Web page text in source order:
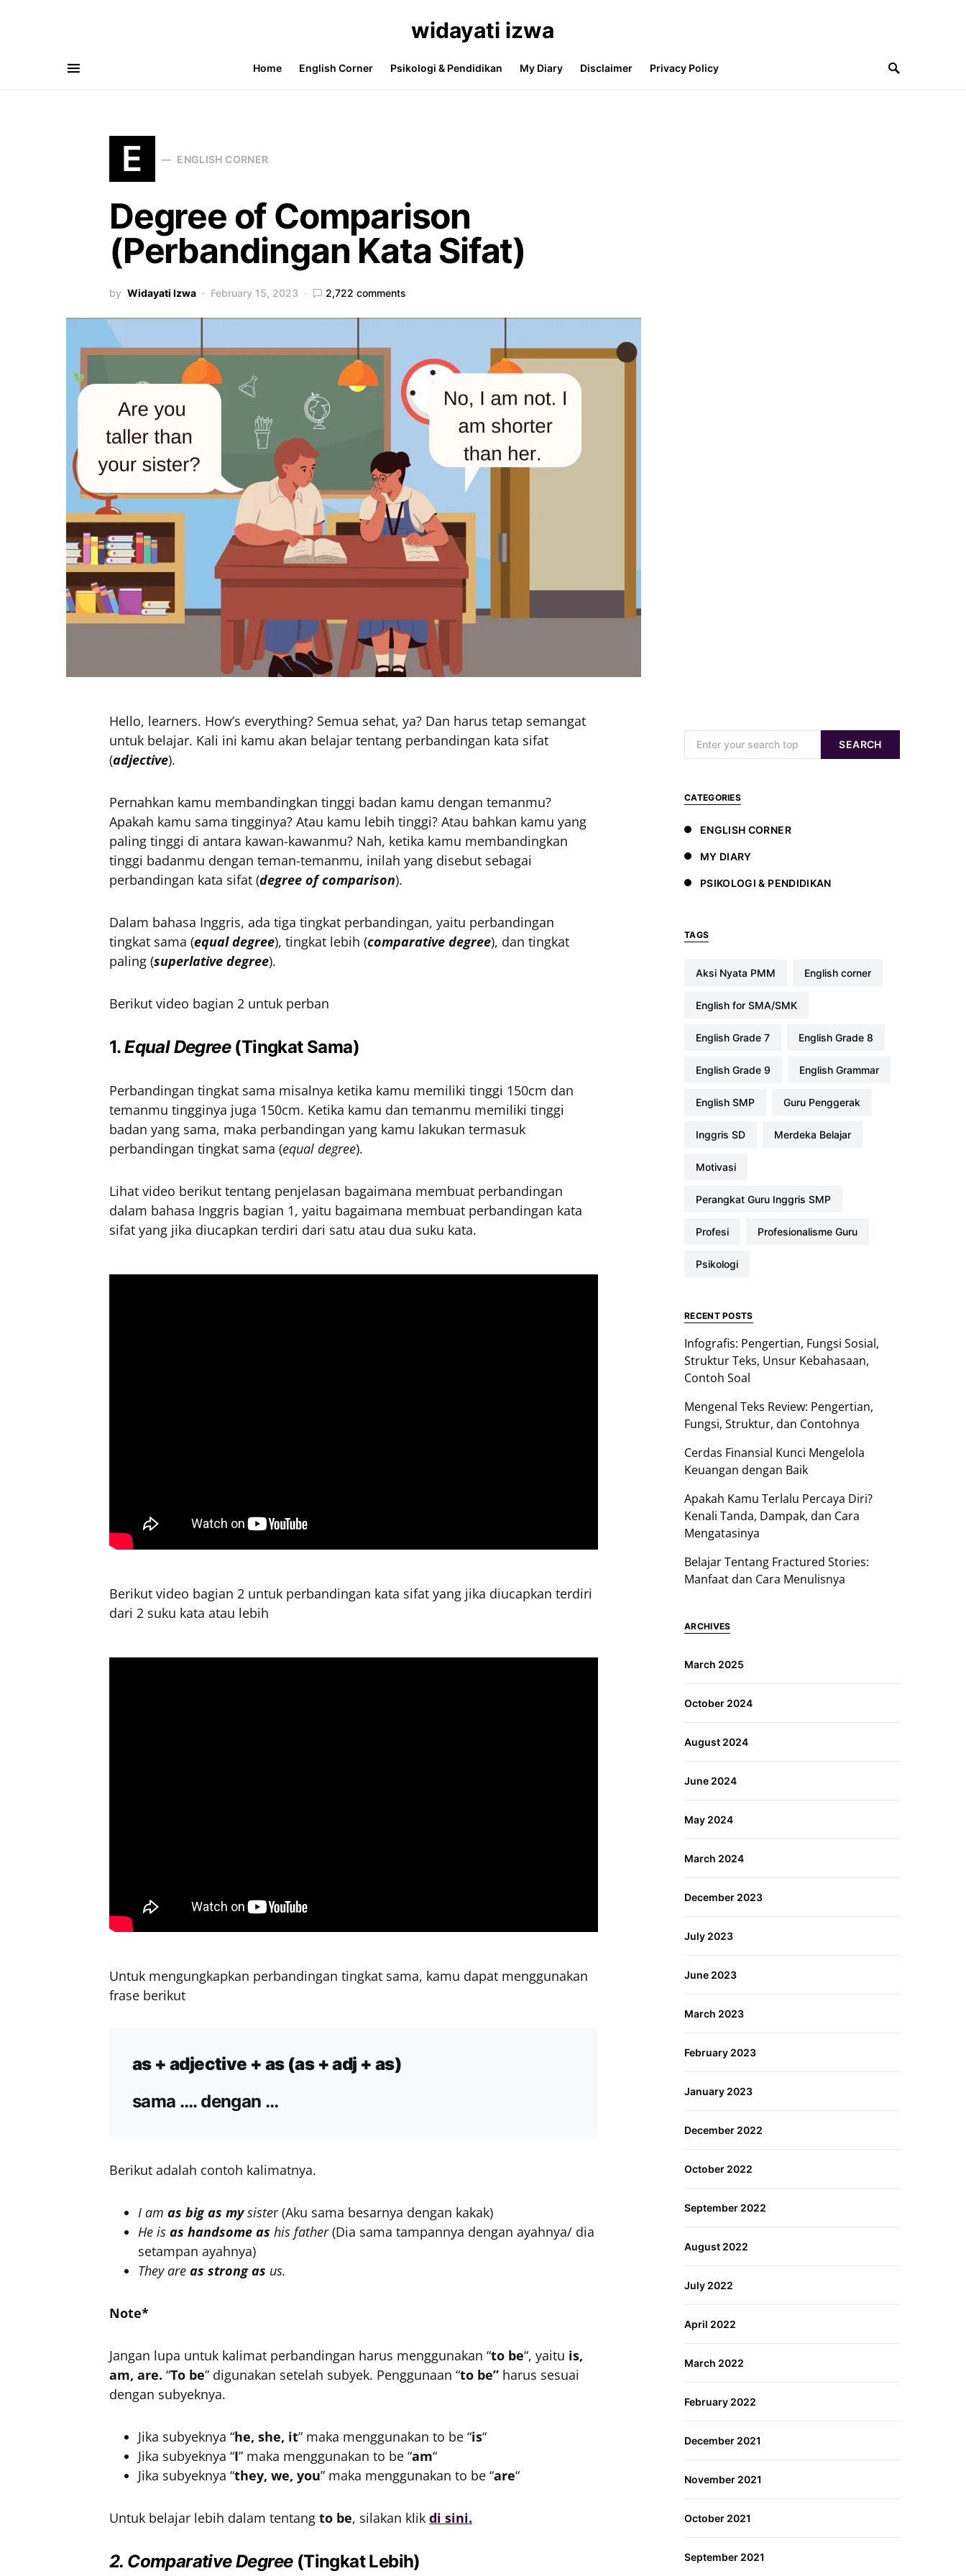
widayati izwa
Home English Corner Psikologi & Pendidikan My Diary Disclaimer Privacy Policy
Search for:
E ENGLISH CORNER
Degree of Comparison
(Perbandingan Kata Sifat)
by Widayati Izwa February 15, 2023 2,722 comments
Hello, learners. How’s everything? Semua sehat, ya? Dan harus tetap semangat
untuk belajar. Kali ini kamu akan belajar tentang perbandingan kata sifat
(adjective).
Pernahkan kamu membandingkan tinggi badan kamu dengan temanmu?
Apakah kamu sama tingginya? Atau kamu lebih tinggi? Atau bahkan kamu yang
paling tinggi di antara kawan-kawanmu? Nah, ketika kamu membandingkan
tinggi badanmu dengan teman-temanmu, inilah yang disebut sebagai
perbandingan kata sifat (degree of comparison).
Dalam bahasa Inggris, ada tiga tingkat perbandingan, yaitu perbandingan
tingkat sama (equal degree), tingkat lebih (comparative degree), dan tingkat
paling (superlative degree).
Berikut video bagian 2 untuk perban
1.Equal Degree(Tingkat Sama)
Perbandingan tingkat sama misalnya ketika kamu memiliki tinggi 150cm dan
temanmu tingginya juga 150cm. Ketika kamu dan temanmu memiliki tinggi
badan yang sama, maka perbandingan yang kamu lakukan termasuk
perbandingan tingkat sama (equal degree).
Lihat video berikut tentang penjelasan bagaimana membuat perbandingan
dalam bahasa Inggris bagian 1, yaitu bagaimana membuat perbandingan kata
sifat yang jika diucapkan terdiri dari satu atau dua suku kata.
Berikut video bagian 2 untuk perbandingan kata sifat yang jika diucapkan terdiri
dari 2 suku kata atau lebih
Untuk mengungkapkan perbandingan tingkat sama, kamu dapat menggunakan
frase berikut
as + adjective + as (as + adj + as)
sama …. dengan …
Berikut adalah contoh kalimatnya.
I am as big as mysister (Aku sama besarnya dengan kakak)
He is as handsome as his father(Dia sama tampannya dengan ayahnya/ dia
setampan ayahnya)
They are as strong as us.
Note*
Jangan lupa untuk kalimat perbandingan harus menggunakan “to be“, yaitu is,
am, are. “To be” digunakan setelah subyek. Penggunaan “to be” harus sesuai
dengan subyeknya.
Jika subyeknya “he, she, it” maka menggunakan to be “is“
Jika subyeknya “I” maka menggunakan to be “am“
Jika subyeknya “they, we, you” maka menggunakan to be “are“
Untuk belajar lebih dalam tentang to be, silakan klik di sini.
2. Comparative Degree(Tingkat Lebih)
SEARCH
CATEGORIES
ENGLISH CORNER
MY DIARY
PSIKOLOGI & PENDIDIKAN
TAGS
Aksi Nyata PMM english corner
English for SMA/SMK
English Grade 7 English Grade 8
English Grade 9 English Grammar
English SMP Guru Penggerak
Inggris SD Merdeka Belajar
Motivasi
Perangkat Guru Inggris SMP
profesi Profesionalisme Guru
Psikologi
RECENT POSTS
Infografis: Pengertian, Fungsi Sosial,
Struktur Teks, Unsur Kebahasaan,
Contoh Soal
Mengenal Teks Review: Pengertian,
Fungsi, Struktur, dan Contohnya
Cerdas Finansial Kunci Mengelola
Keuangan dengan Baik
Apakah Kamu Terlalu Percaya Diri?
Kenali Tanda, Dampak, dan Cara
Mengatasinya
Belajar Tentang Fractured Stories:
Manfaat dan Cara Menulisnya
ARCHIVES
March 2025
October 2024
August 2024
June 2024
May 2024
March 2024
December 2023
July 2023
June 2023
March 2023
February 2023
January 2023
December 2022
October 2022
September 2022
August 2022
July 2022
April 2022
March 2022
February 2022
December 2021
November 2021
October 2021
September 2021